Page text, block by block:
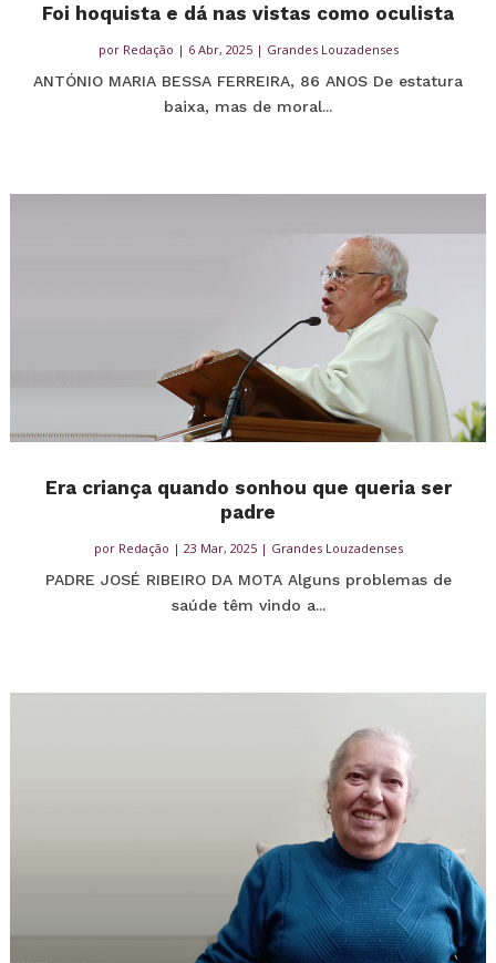
Foi hoquista e dá nas vistas como oculista
por Redação | 6 Abr, 2025| Grandes Louzadenses
ANTÓNIO MARIA BESSA FERREIRA, 86 ANOS De estatura
baixa, mas de moral...
Era criança quando sonhou que queria ser
padre
por Redação | 23 Mar, 2025| Grandes Louzadenses
PADRE JOSÉ RIBEIRO DA MOTA Alguns problemas de
saúde têm vindo a...